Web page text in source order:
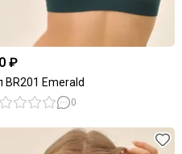
₽
BR201 Emerald
0